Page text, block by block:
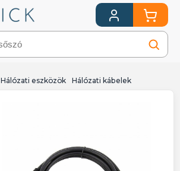
Hálózati eszközök Hálózati kábelek